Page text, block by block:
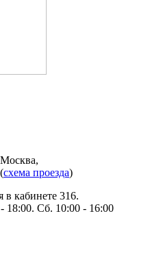
схема проезда)
в кабинете 316.
18:00. Сб. 10:00 - 16:00